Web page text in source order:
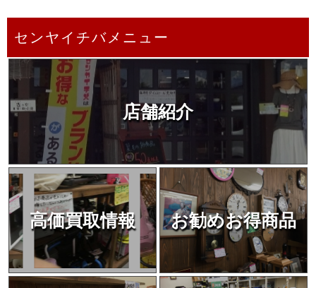
センヤイチバメニュー
店舗紹介
高価買取情報 お勧めお得商品